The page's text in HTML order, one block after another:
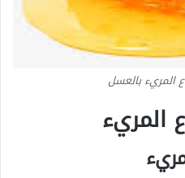
المريء بالعسل
المريء